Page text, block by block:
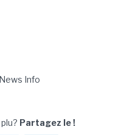
Info
Partagez le !